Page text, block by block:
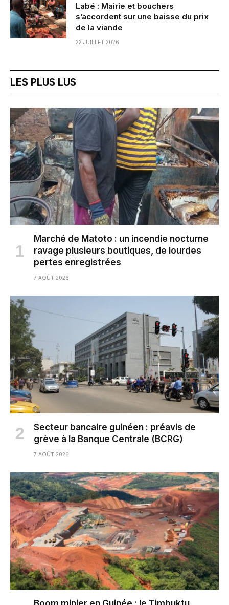
Labé : Mairie et bouchers
s’accordent sur une baisse du prix
de la viande
22 JUILLET 2026
LES PLUS LUS
Marché de Matoto : un incendie nocturne
ravage plusieurs boutiques, de lourdes
pertes enregistrées
7 AOÛT 2026
Secteur bancaire guinéen : préavis de
grève à la Banque Centrale (BCRG)
7 AOÛT 2026